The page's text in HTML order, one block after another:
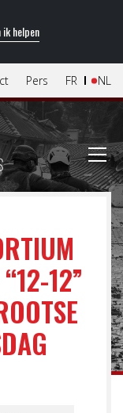
ik helpen
Pers NL
FR
12”